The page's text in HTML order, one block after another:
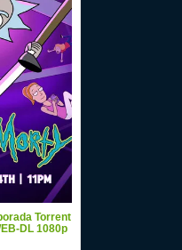
Torrent
DL 1080p